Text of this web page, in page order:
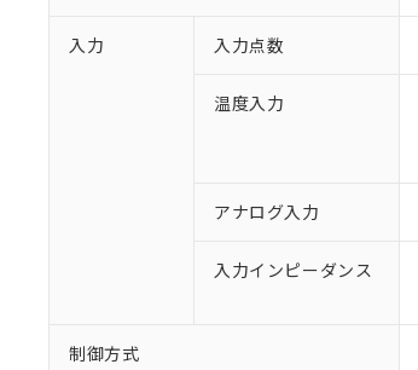
入力 入力点数
温度入力
アナログ入力
入力インピーダンス
制御方式